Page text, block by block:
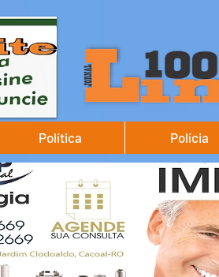
Política Polícia